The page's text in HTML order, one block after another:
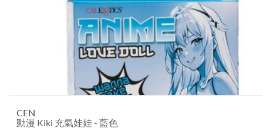
CEN
動漫 Kiki 充氣娃娃 - 藍色